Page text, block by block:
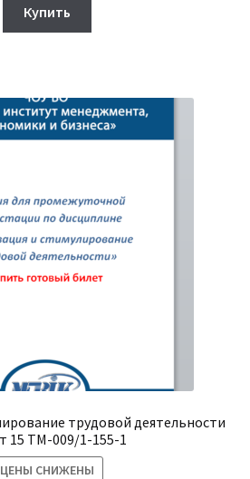
составляла
750₽.
Купить
трудовой деятельности
15 ТМ-009/1-155-1
ЦЕНЫ СНИЖЕНЫ